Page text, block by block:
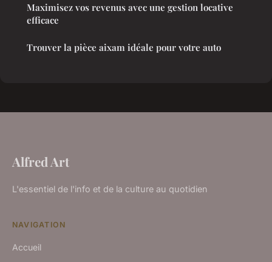
Maximisez vos revenus avec une gestion locative
efficace
Trouver la pièce aixam idéale pour votre auto
Alfred Art
L'essentiel de l'info et de la culture au quotidien
NAVIGATION
Accueil